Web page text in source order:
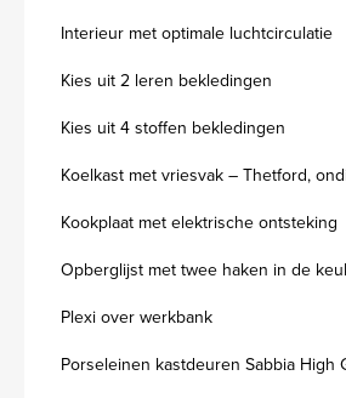
Interieur met optimale luchtcirculatie
Kies uit 2 leren bekledingen
Kies uit 4 stoffen bekledingen
Koelkast met vriesvak – Thetford,
Kookplaat met elektrische ontsteking
Opberglijst met twee haken in de
Plexi over werkbank
Porseleinen kastdeuren Sabbia High